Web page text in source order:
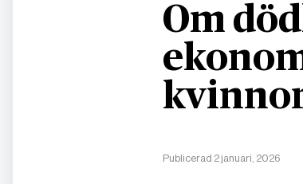
Om
Publicerad 2 januari, 2026